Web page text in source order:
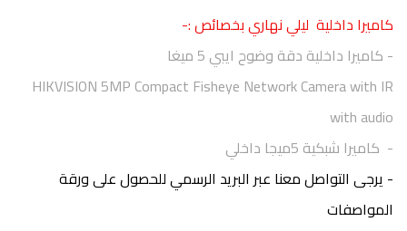
كاميرا داخلية ليلي نهاري بخصائص :-
- كاميرا داخلية دقة وضوح ايبي 5 ميغا
HIKVISION 5MP Compact Fisheye Network Camera with IR
with audio
- كاميرا شبكية 5ميجا داخلي
- يرجى التواصل معنا عبر البريد الرسمي للحصول على ورقة
المواصفات